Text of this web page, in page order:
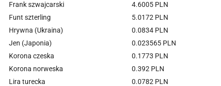
Frank szwajcarski
4.6005 PLN
Funt szterling
5.0172 PLN
Hrywna (Ukraina)
0.0834 PLN
Jen (Japonia)
0.023565 PLN
Korona czeska
0.1773 PLN
Korona norweska
0.392 PLN
Lira turecka
0.0782 PLN